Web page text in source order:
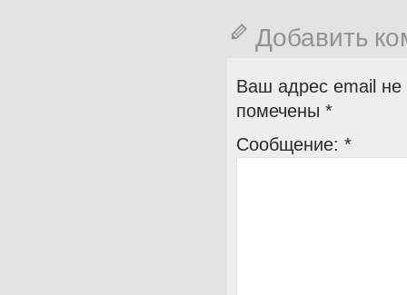
Добавить
Ваш адрес email не
помечены *
Сообщение: *